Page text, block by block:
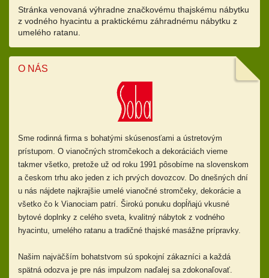
Stránka venovaná výhradne značkovému thajskému nábytku
z vodného hyacintu a praktickému záhradnému nábytku z
umelého ratanu.
O NÁS
Sme rodinná firma s bohatými skúsenosťami a ústretovým
prístupom. O vianočných stromčekoch a dekoráciách vieme
takmer všetko, pretože už od roku 1991 pôsobíme na slovenskom
a českom trhu ako jeden z ich prvých dovozcov. Do dnešných dní
u nás nájdete najkrajšie umelé vianočné stromčeky, dekorácie a
všetko čo k Vianociam patrí. Širokú ponuku dopĺňajú vkusné
bytové doplnky z celého sveta, kvalitný nábytok z vodného
hyacintu, umelého ratanu a tradičné thajské masážne prípravky.
Našim najväčším bohatstvom sú spokojní zákazníci a každá
spätná odozva je pre nás impulzom naďalej sa zdokonaľovať.